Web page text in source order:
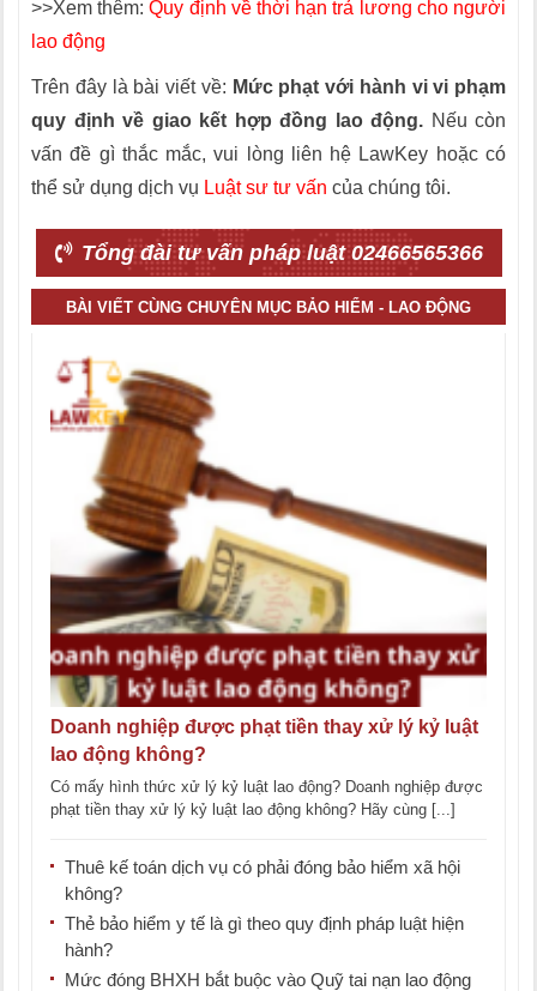
>>Xem thêm:Quy định về thời hạn trả lương cho người
lao động
Trên đây là bài viết về: Mức phạt với hành vi vi phạm
quy định về giao kết hợp đồng lao động. Nếu còn
vấn đề gì thắc mắc, vui lòng liên hệ LawKey hoặc có
thể sử dụng dịch vụ Luật sư tư vấn của chúng tôi.
Tổng đài tư vấn pháp luật 02466565366
BÀI VIẾT CÙNG CHUYÊN MỤC BẢO HIỂM - LAO ĐỘNG
Doanh nghiệp được phạt tiền thay xử lý kỷ luật
lao động không?
Có mấy hình thức xử lý kỷ luật lao động? Doanh nghiệp được
phạt tiền thay xử lý kỷ luật lao động không? Hãy cùng [...]
Thuê kế toán dịch vụ có phải đóng bảo hiểm xã hội
không?
Thẻ bảo hiểm y tế là gì theo quy định pháp luật hiện
hành?
Mức đóng BHXH bắt buộc vào Quỹ tai nạn lao động